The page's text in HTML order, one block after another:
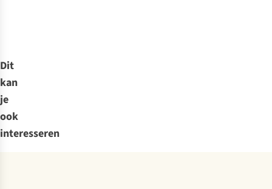
Dit
kan
je
ook
interesseren